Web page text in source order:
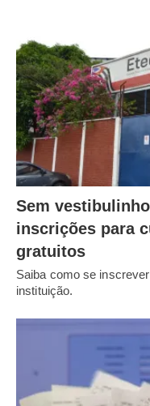
Sem
inscrições para
gratuitos
Saiba como se
instituição.